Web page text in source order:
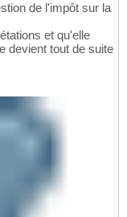
de l'impôt sur la
et qu'elle
devient tout de suite